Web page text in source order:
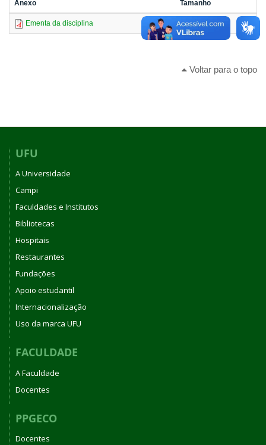
Anexo Tamanho
Ementa da disciplina 139.59 KB
Voltar para o topo
UFU
A Universidade
Campi
Faculdades e Institutos
Bibliotecas
Hospitais
Restaurantes
Fundações
Apoio estudantil
Internacionalização
Uso da marca UFU
FACULDADE
A Faculdade
Docentes
PPGECO
Docentes